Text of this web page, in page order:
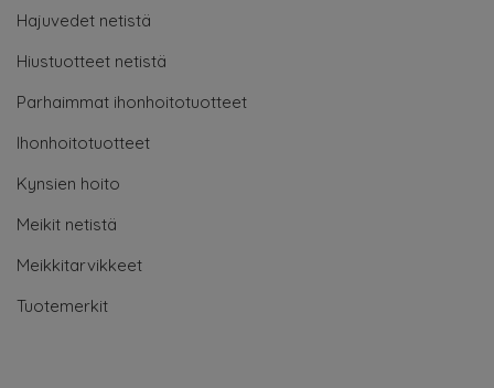
Hajuvedet netistä
Hiustuotteet netistä
Parhaimmat ihonhoitotuotteet
Ihonhoitotuotteet
Kynsien hoito
Meikit netistä
Meikkitarvikkeet
Tuotemerkit